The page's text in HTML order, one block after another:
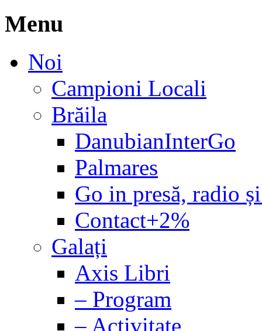
Menu
Noi
Campioni Locali
Brăila
DanubianInterGo
Palmares
Go in presă, radio
Contact+2%
Galați
Axis Libri
– Program
– Activitate